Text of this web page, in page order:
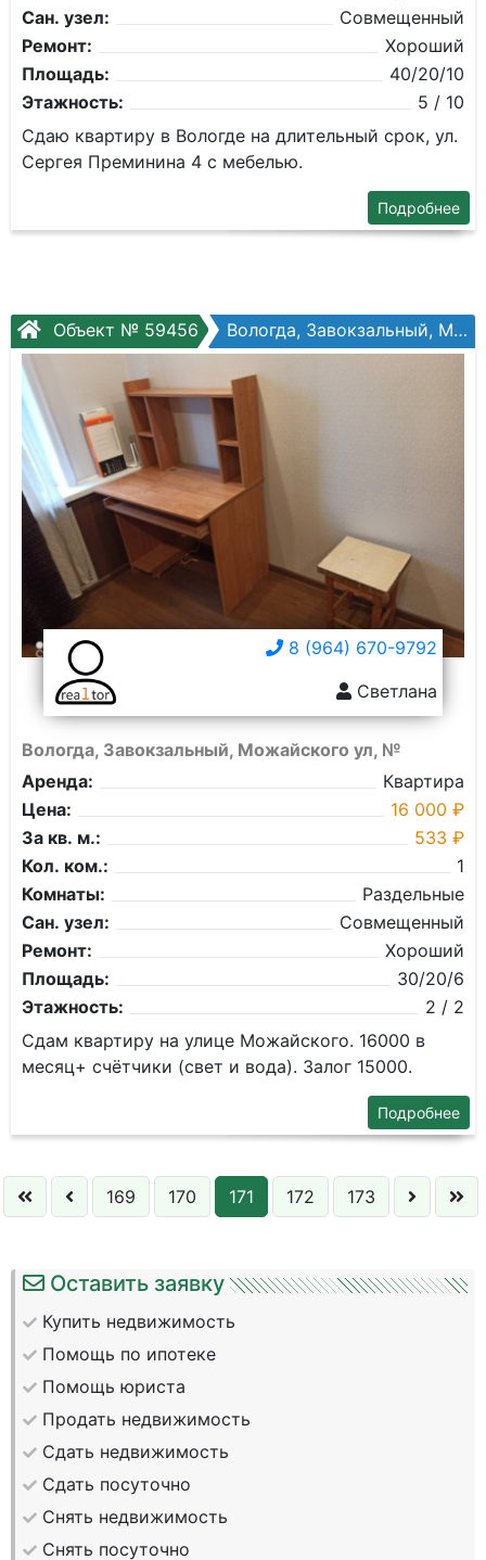
Сан. узел:
Совмещенный
Ремонт:
Хороший
Площадь:
40/20/10
Этажность:
5 / 10
Сдаю квартиру в Вологде на длительный срок, ул.
Сергея Преминина 4 с мебелью.
Подробнее
Объект № 59456 Вологда, Завокзальный, Можайского ул, №
8 (964) 670-9792
Светлана
Вологда, Завокзальный, Можайского ул, №
Аренда:
Квартира
Цена:
16 000 ₽
За кв. м.:
533 ₽
Кол. ком.:
1
Комнаты:
Раздельные
Сан. узел:
Совмещенный
Ремонт:
Хороший
Площадь:
30/20/6
Этажность:
2 / 2
Сдам квартиру на улице Можайского. 16000 в
месяц+ счётчики (свет и вода). Залог 15000.
Подробнее
169 170 171 172 173
Оставить заявку
Купить недвижимость
Помощь по ипотеке
Помощь юриста
Продать недвижимость
Сдать недвижимость
Сдать посуточно
Снять недвижимость
Снять посуточно